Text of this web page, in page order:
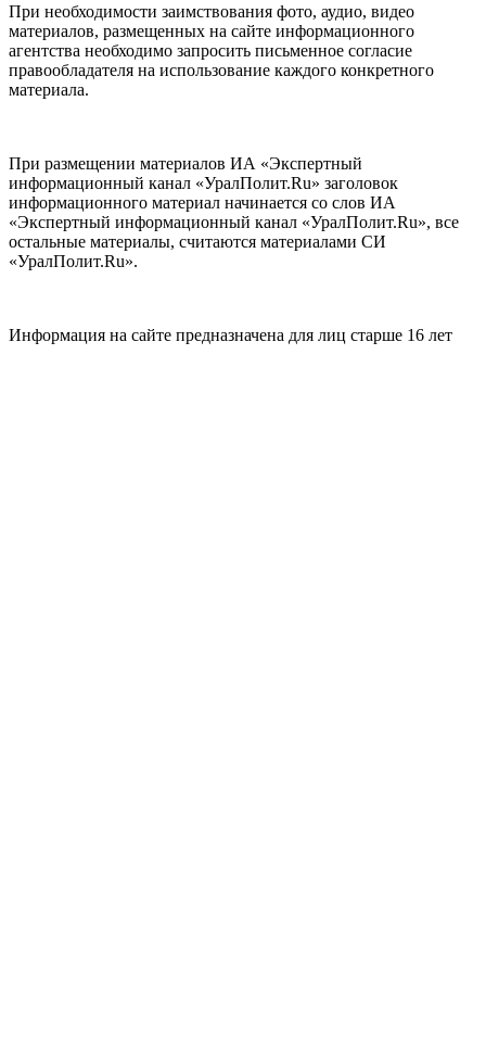
При необходимости заимствования фото, аудио, видео
материалов, размещенных на сайте информационного
агентства необходимо запросить письменное согласие
правообладателя на использование каждого конкретного
материала.
При размещении материалов ИА «Экспертный
информационный канал «УралПолит.Ru» заголовок
информационного материал начинается со слов ИА
«Экспертный информационный канал «УралПолит.Ru», все
остальные материалы, считаются материалами СИ
«УралПолит.Ru».
Информация на сайте предназначена для лиц старше 16 лет